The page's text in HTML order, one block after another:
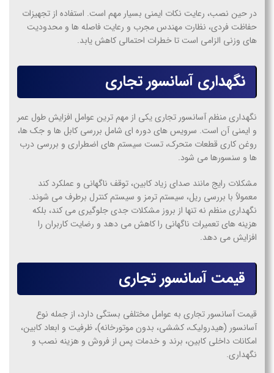
در حین نصب، رعایت نکات ایمنی بسیار مهم است. استفاده از تجهیزات
حفاظت فردی، نظارت مهندس مجرب و رعایت فاصله ها و محدودیت
های وزنی الزامی است تا خطرات احتمالی کاهش یابد.
نگهداری آسانسور تجاری
نگهداری منظم آسانسور تجاری یکی از مهم ترین عوامل افزایش طول عمر
و ایمنی آن است. سرویس های دوره ای شامل بررسی کابل ها و جک ها،
روغن کاری قطعات متحرک، تست سیستم های اضطراری و بررسی درب
ها و سنسورها می شود.
مشکلات رایج مانند صدای زیاد کابین، توقف ناگهانی و عملکرد کند
معمولاً با بررسی ریل، سیستم ترمز و سیستم کنترل برطرف می شوند.
نگهداری منظم نه تنها از بروز مشکلات جدی جلوگیری می کند، بلکه
هزینه های تعمیرات ناگهانی را کاهش می دهد و رضایت کاربران را
افزایش می دهد.
قیمت آسانسور تجاری
قیمت آسانسور تجاری به عوامل مختلفی بستگی دارد، از جمله نوع
آسانسور (هیدرولیک، کششی، بدون موتورخانه)، ظرفیت و ابعاد کابین،
امکانات داخلی کابین، برند و خدمات پس از فروش و هزینه نصب و
نگهداری.